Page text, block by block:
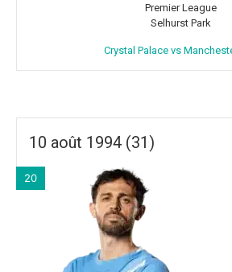
Premier League
Selhurst Park
Crystal Palace vs
10 août 1994 (31)
20